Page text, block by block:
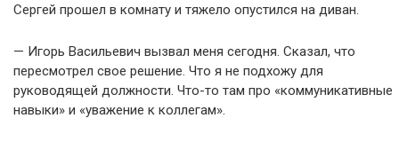
Сергей прошел в комнату и тяжело опустился на диван.
— Игорь Васильевич вызвал меня сегодня. Сказал, что
пересмотрел свое решение. Что я не подхожу для
руководящей должности. Что-то там про «коммуникативные
навыки» и «уважение к коллегам».